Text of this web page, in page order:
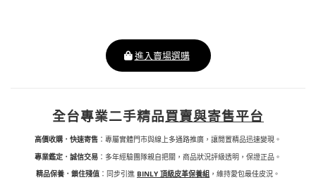
進入賣場選購
全台專業二手精品買賣與寄售平台
高價收購．快速寄售 ：專屬實體門市與線上多通路推廣，讓閒置精品迅速變現。
專業鑑定．誠信交易 ：多年經驗團隊親自把關，商品狀況評級透明，保證正品。
精品保養．鎖住殘值 ：同步引進 BINLY 頂級皮革保養組 ，維持愛包最佳皮況。